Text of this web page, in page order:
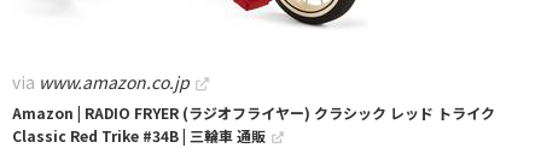
via www.amazon.co.jp
Amazon | RADIO FRYER (ラジオフライヤー) クラシック レッド トライク
Classic Red Trike #34B | 三輪車 通販